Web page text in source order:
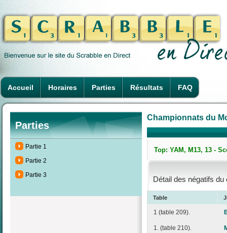
Accueil Horaires Parties Résultats FAQ
Parties
Partie 1
Partie 2
Partie 3
Championnats du
Top: YAM, M13, 13 -
Détail des négatifs
Table
1 (table 209).
1. (table 210).